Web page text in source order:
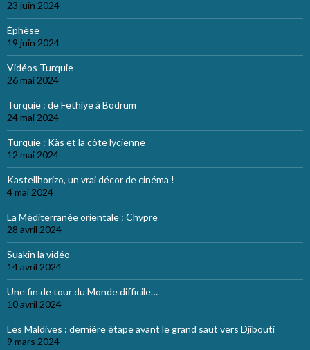
23 juin 2024
Éphèse
19 juin 2024
Vidéos Turquie
26 mai 2024
Turquie : de Fethiye à Bodrum
24 mai 2024
Turquie : Kàs et la côte lycienne
12 mai 2024
Kastellhorizo, un vrai décor de cinéma !
4 mai 2024
La Méditerranée orientale : Chypre
28 avril 2024
Suakin la vidéo
14 avril 2024
Une fin de tour du Monde difficile…
10 avril 2024
Les Maldives : dernière étape avant le grand saut vers Djibouti
9 mars 2024